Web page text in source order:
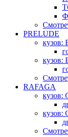
PRELUDE
кузов:
кузов:
RAFAGA
кузов:
кузов: